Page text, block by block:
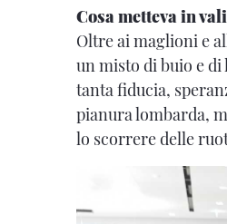
Cosa metteva in
Oltre ai maglioni e
un misto di buio e di
tanta fiducia,
pianura lombarda,
lo scorrere delle